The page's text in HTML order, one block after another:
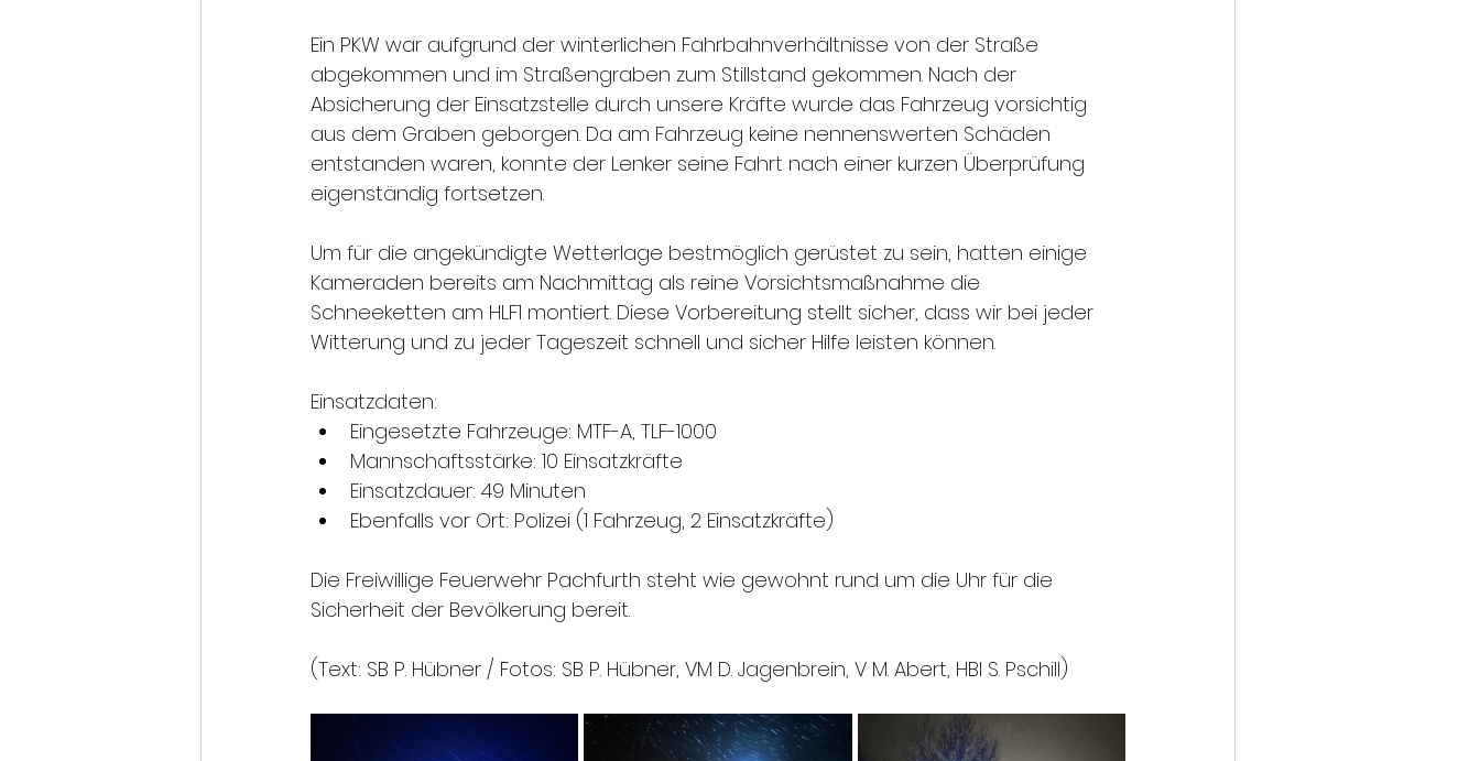
Ein PKW war aufgrund der winterlichen Fahrbahnverhältnisse von der Straße
abgekommen und im Straßengraben zum Stillstand gekommen. Nach der
Absicherung der Einsatzstelle durch unsere Kräfte wurde das Fahrzeug vorsichtig
aus dem Graben geborgen. Da am Fahrzeug keine nennenswerten Schäden
entstanden waren, konnte der Lenker seine Fahrt nach einer kurzen Überprüfung
eigenständig fortsetzen.
Um für die angekündigte Wetterlage bestmöglich gerüstet zu sein, hatten einige
Kameraden bereits am Nachmittag als reine Vorsichtsmaßnahme die
Schneeketten am HLF1 montiert. Diese Vorbereitung stellt sicher, dass wir bei jeder
Witterung und zu jeder Tageszeit schnell und sicher Hilfe leisten können.
Einsatzdaten:
Eingesetzte Fahrzeuge: MTF-A, TLF-1000
Mannschaftsstärke: 10 Einsatzkräfte
Einsatzdauer: 49 Minuten
Ebenfalls vor Ort: Polizei (1 Fahrzeug, 2 Einsatzkräfte)
Die Freiwillige Feuerwehr Pachfurth steht wie gewohnt rund um die Uhr für die
Sicherheit der Bevölkerung bereit.
(Text: SB P. Hübner / Fotos: SB P. Hübner, VM D. Jagenbrein, V M. Abert, HBI S. Pschill)